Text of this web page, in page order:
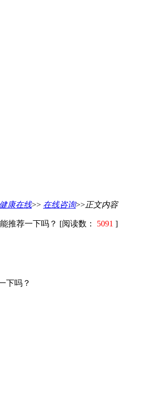
康在线>> 在线咨询>>正文内容
推荐一下吗？ [阅读数： 5091 ]
下吗？